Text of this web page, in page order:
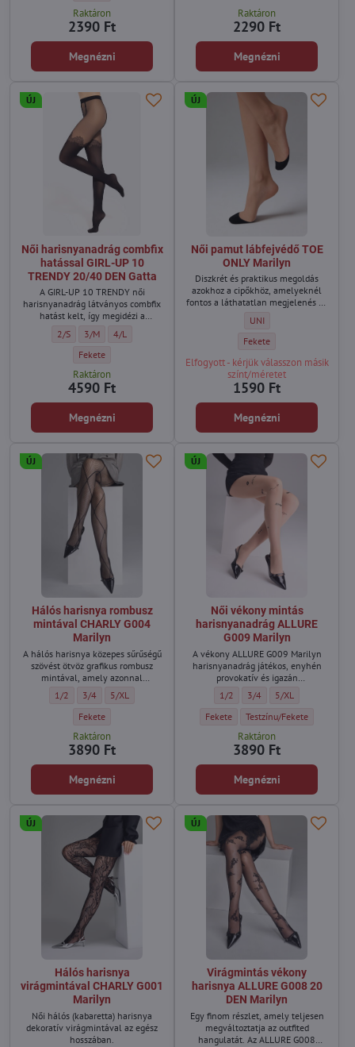
Raktáron
2390 Ft
Megnézni
Raktáron
2290 Ft
Megnézni
ÚJ
Női harisnyanadrág combfix
hatással GIRL-UP 10
TRENDY 20/40 DEN Gatta
A GIRL-UP 10 TRENDY női
harisnyanadrág látványos combfix
hatást kelt, így megidézi a
harisnya nélkül.
Női harisnyanadrág combfix hatással GIRL-UP 10 TRENDY 20/40 DEN
2/S Női harisnyanadrág combfix hatással GIRL-UP 10 TRENDY 20/40
3/M Női harisnyanadrág combfix hatással GIRL-UP 10 TRENDY
4/L
Női harisnyanadrág combfix hatással GIRL-UP 10 TRENDY 20/40
Fekete
Raktáron
4590 Ft
Megnézni
ÚJ
Női pamut lábfejvédő TOE
ONLY Marilyn
Diszkrét és praktikus megoldás
azokhoz a cipőkhöz, amelyeknél
fontos a láthatatlan megjelenés és
Női pamut lábfejvédő
UNI
Női pamut lábfejvédő TOE
Fekete
Elfogyott - kérjük válasszon másik
színt/méretet
1590 Ft
Megnézni
ÚJ
Hálós harisnya rombusz
mintával CHARLY G004
Marilyn
A hálós harisnya közepes sűrűségű
szövést ötvöz grafikus rombusz
mintával, amely azonnal
karakteres, divatos megjelenést
kölcsönöz.
Hálós harisnya rombusz mintával CHARLY G004 Marilyn - Méret:
1/2 Hálós harisnya rombusz mintával CHARLY G004 Marilyn - Méret:
3/4 Hálós harisnya rombusz mintával CHARLY G004 Marilyn -
5/XL
Hálós harisnya rombusz mintával CHARLY G004 Marilyn - Szín:
Fekete
Raktáron
3890 Ft
Megnézni
ÚJ
Női vékony mintás
harisnyanadrág ALLURE
G009 Marilyn
A vékony ALLURE G009 Marilyn
harisnyanadrág játékos, enyhén
provokatív és igazán
figyelemfelkeltő.
Női vékony mintás
1/2 Női vékony mintás
3/4 Női vékony mintás
5/XL
Női vékony mintás harisnyanadrág
Fekete Női vékony mintás
Testzínu/Fekete
Raktáron
3890 Ft
Megnézni
ÚJ
Hálós harisnya
virágmintával CHARLY G001
Marilyn
Női hálós (kabaretta) harisnya
dekoratív virágmintával az egész
hosszában.
ÚJ
Virágmintás vékony
harisnya ALLURE G008 20
DEN Marilyn
Egy finom részlet, amely teljesen
megváltoztatja az outfited
hangulatát. Az ALLURE G008